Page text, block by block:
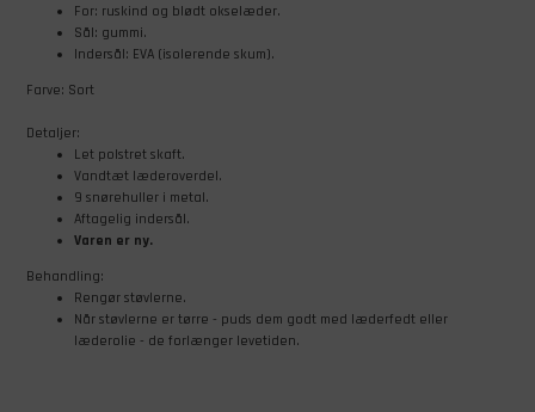
For: ruskind og blødt okselæder.
Sål: gummi.
Indersål: EVA (isolerende skum).
Farve: Sort
Detaljer:
Let polstret skaft.
Vandtæt læderoverdel.
9 snørehuller i metal.
Aftagelig indersål.
Varen er ny.
Behandling:
Rengør støvlerne.
Når støvlerne er tørre - puds dem godt med læderfedt eller
læderolie - de forlænger levetiden.